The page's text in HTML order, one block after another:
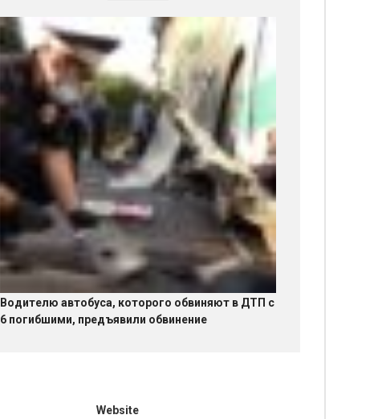
Водителю автобуса, которого обвиняют в ДТП с
6 погибшими, предъявили обвинение
Website